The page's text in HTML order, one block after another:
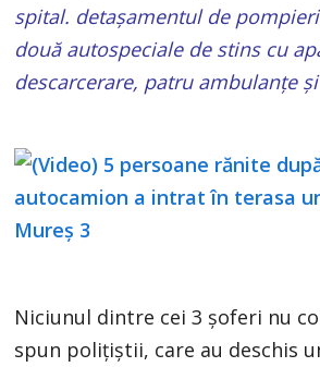
spital. detașamentul de
două autospeciale de stins cu
descarcerare, patru ambulanţe
Niciunul dintre cei 3 șoferi nu
spun polițiștii, care au deschis